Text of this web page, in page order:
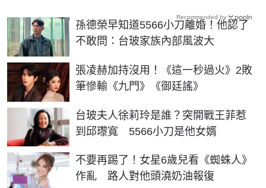
孫德榮早知道5566小刀離婚！他認了
不敢問：台玻家族內部風波大
張凌赫加持沒用！《這一秒過火》2敗
筆慘輸《九門》《御廷謠》
台玻夫人徐莉玲是誰？突開戰王菲惹
到邱瓈寬 5566小刀是他女婿
不要再踢了！女星6歲兒看《蜘蛛人》
作亂 路人對他頭澆奶油報復
Recommended by